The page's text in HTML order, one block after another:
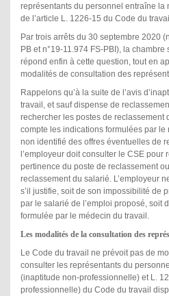
représentants du personnel entraîne la
de l’article L. 1226-15 du Code du
Par trois arrêts du 30 septembre 2020
PB et n°19-11.974 FS-PBI), la
répond enfin à cette question, tout en
modalités de consultation des
Rappelons qu’à la suite de l’avis
travail, et sauf dispense de
rechercher les postes de reclassement
compte les indications formulées par le
non identifié des offres éventuelles de
l’employeur doit consulter le CSE pour
pertinence du poste de reclassement
reclassement du salarié. L’employeur
s’il justifie, soit de son impossibilité de
par le salarié de l’emploi proposé, soit
formulée par le médecin du travail.
Les modalités de la consultation des
Le Code du travail ne prévoit pas de
consulter les représentants du
(inaptitude non-professionnelle) et L.
professionnelle) du Code du travail